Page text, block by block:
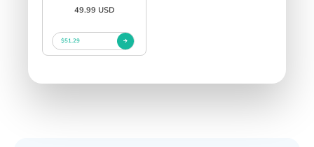
49.99 USD
$51.29